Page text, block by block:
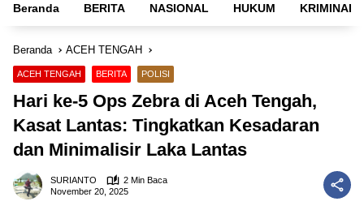
Beranda BERITA NASIONAL HUKUM KRIMINAL
Beranda ACEH TENGAH
ACEH TENGAH BERITA POLISI
Hari ke-5 Ops Zebra di Aceh Tengah,
Kasat Lantas: Tingkatkan Kesadaran
dan Minimalisir Laka Lantas
SURIANTO
2 Min Baca
November 20, 2025